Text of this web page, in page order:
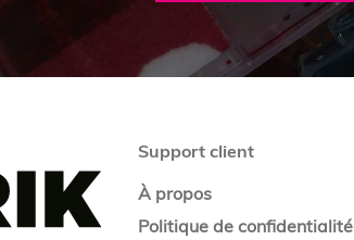
Support client
À propos
Politique de confidentialité